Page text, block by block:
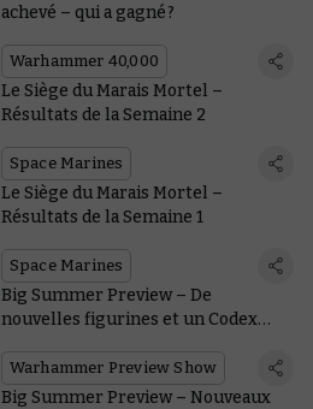
achevé – qui a gagné ?
Warhammer 40,000
Le Siège du Marais Mortel –
Résultats de la Semaine 2
Space Marines
Le Siège du Marais Mortel –
Résultats de la Semaine 1
Space Marines
Big Summer Preview – De
nouvelles figurines et un Codex
Warhammer Preview Show
Big Summer Preview – Nouveaux